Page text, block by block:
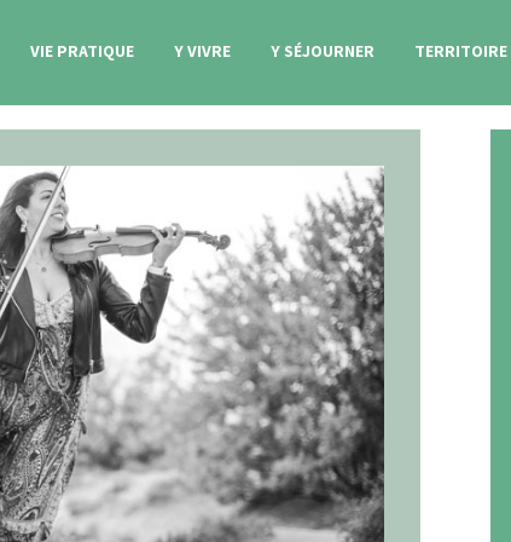
VIE PRATIQUE Y VIVRE Y SÉJOURNER TERRITOIRE